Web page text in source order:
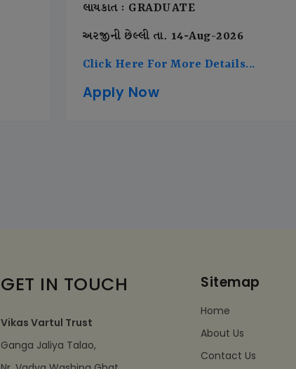
લાયકાત : GRADUATE
અરજીની છેલ્લી તા. 14-Aug-2026
Click Here For More Details...
Apply Now
GET IN TOUCH
Vikas Vartul Trust
Ganga Jaliya Talao,
Sitemap
Home
About Us
Contact Us